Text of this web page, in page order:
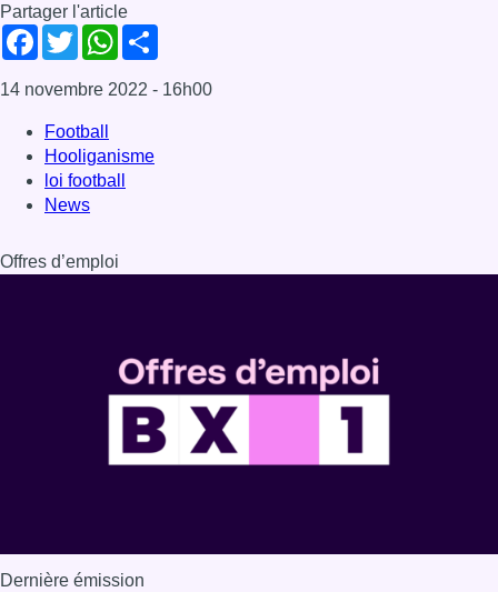
Partager l'article
Facebook
TwitterWhatsApp
14 novembre 2022 - 16h00
Football
Hooliganisme
loi football
News
Offres d’emploi
Dernière émission